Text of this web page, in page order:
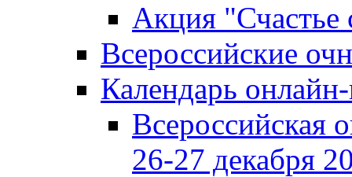
Акция "Счастье
Всероссийские
Календарь
Всероссийская
26-27 декабря